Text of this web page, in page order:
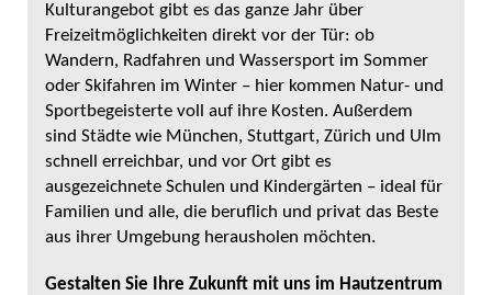
Kulturangebot gibt es das ganze Jahr über
Freizeitmöglichkeiten direkt vor der Tür: ob
Wandern, Radfahren und Wassersport im Sommer
oder Skifahren im Winter – hier kommen Natur- und
Sportbegeisterte voll auf ihre Kosten. Außerdem
sind Städte wie München, Stuttgart, Zürich und Ulm
schnell erreichbar, und vor Ort gibt es
ausgezeichnete Schulen und Kindergärten – ideal für
Familien und alle, die beruflich und privat das Beste
aus ihrer Umgebung herausholen möchten.
Gestalten Sie Ihre Zukunft mit uns im Hautzentrum